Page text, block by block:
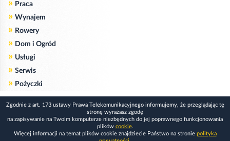
» Praca
» Wynajem
» Rowery
» Dom i Ogród
» Usługi
» Serwis
» Pożyczki
Zgodnie z art. 173 ustawy Prawa Telekomunikacyjnego informujemy, że przeglądając tę
stronę wyrażasz zgodę
na zapisywanie na Twoim komputerze niezbędnych do jej poprawnego funkcjonowania
plików cookie.
Więcej informacji na temat plików cookie znajdziecie Państwo na stronie polityka